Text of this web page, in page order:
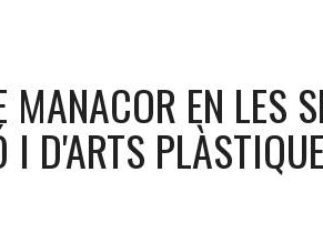
EN LES
I D'ARTS